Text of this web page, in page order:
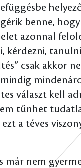
benne,
azonnal
kérdezni,
csak akkor
mindig
választ kell
tűnhet
a téves
már nem